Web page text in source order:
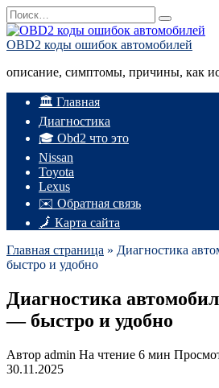
Перейти
к
содержанию
Search
for:
OBD2 коды ошибок автомобилей
описание, симптомы, причины, как
🏛️ Главная
Диагностика
🎓 Obd2 что это
Nissan
Toyota
Lexus
✉️ Обратная связь
🗾 Карта сайта
Главная страница » Диагностика
быстро и удобно
Диагностика
— быстро и удобно
Автор admin На чтение 6 мин
30.11.2025